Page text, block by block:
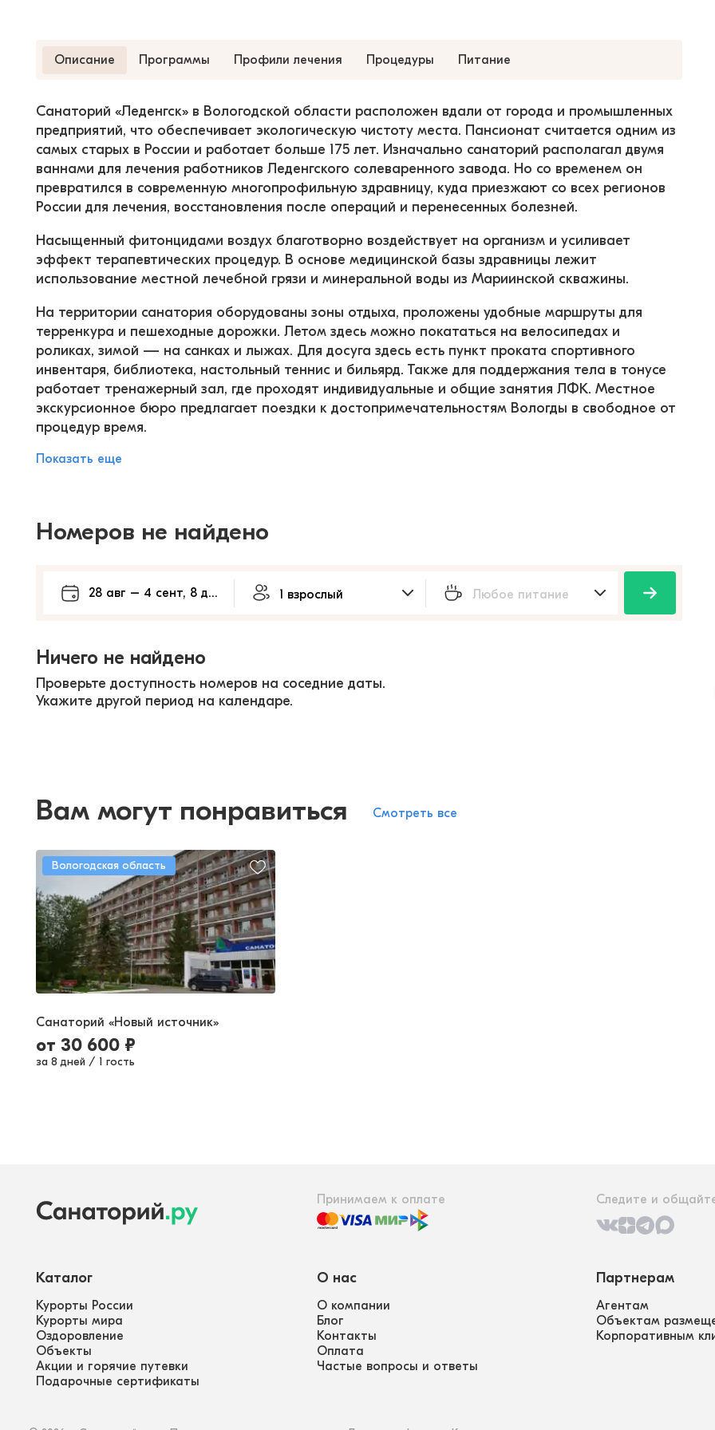
Описание Программы Профили лечения Процедуры Питание
Санаторий «Леденгск» в Вологодской области расположен вдали от города и промышленных
предприятий, что обеспечивает экологическую чистоту места. Пансионат считается одним из
самых старых в России и работает больше 175 лет. Изначально санаторий располагал двумя
ваннами для лечения работников Леденгского солеваренного завода. Но со временем он
превратился в современную многопрофильную здравницу, куда приезжают со всех регионов
России для лечения, восстановления после операций и перенесенных болезней.
Насыщенный фитонцидами воздух благотворно воздействует на организм и усиливает
эффект терапевтических процедур. В основе медицинской базы здравницы лежит
использование местной лечебной грязи и минеральной воды из Мариинской скважины.
На территории санатория оборудованы зоны отдыха, проложены удобные маршруты для
терренкура и пешеходные дорожки. Летом здесь можно покататься на велосипедах и
роликах, зимой — на санках и лыжах. Для досуга здесь есть пункт проката спортивного
инвентаря, библиотека, настольный теннис и бильярд. Также для поддержания тела в тонусе
работает тренажерный зал, где проходят индивидуальные и общие занятия ЛФК. Местное
экскурсионное бюро предлагает поездки к достопримечательностям Вологды в свободное от
процедур время.
Показать еще
Номеров не найдено
Ничего не найдено
Проверьте доступность номеров на соседние даты.
Укажите другой период на календаре.
Вам могут понравиться Смотреть все
Вологодская область
Санаторий «Новый источник»
от 30 600 ₽
за 8 дней / 1 гость
Каталог
Курорты России
Курорты мира
Оздоровление
Объекты
Акции и горячие путевки
Подарочные сертификаты
Принимаем к оплате
О нас
О компании
Блог
Контакты
Оплата
Частые вопросы и ответы
Следите и
Партнерам
Агентам
Объектам
Корпоративным